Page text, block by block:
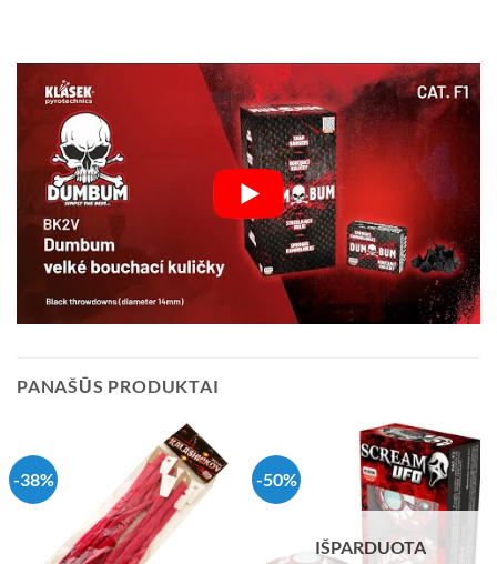
PANAŠŪS PRODUKTAI
-38% -50%
IŠPARDUOTA